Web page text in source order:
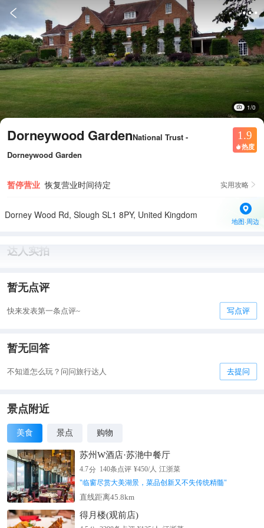
 
1/0
Dorneywood GardenNational Trust -
Dorneywood Garden
1.9
 热度
暂停营业 恢复营业时间待定 实用攻略 
Dorney Wood Rd, Slough SL1 8PY, United Kingdom
地图·周边
达人实拍
暂无点评
快来发表第一条点评~ 写点评
暂无回答
不知道怎么玩？问问旅行达人 去提问
景点附近
美食 景点 购物
苏州W酒店·苏滟中餐厅
4.7分 140条点评 ¥450/人 江浙菜
"临窗尽赏大美湖景，菜品创新又不失传统精髓"
直线距离45.8km
得月楼(观前店)